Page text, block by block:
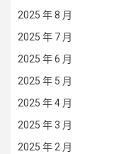
2025 年 8 月
2025 年 7 月
2025 年 6 月
2025 年 5 月
2025 年 4 月
2025 年 3 月
2025 年 2 月